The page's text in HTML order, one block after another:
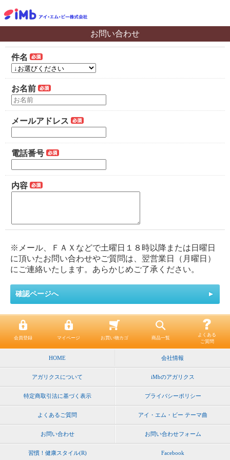
お問い合わせ
件名
お名前
メールアドレス
電話番号
内容
※メール、ＦＡＸなどで土曜日１８時以降または日曜日
に頂いたお問い合わせやご質問は、翌営業日（月曜日）
にご連絡いたします。あらかじめご了承ください。
会員登録 マイページ お買い物カゴ 商品一覧
よくある
ご質問
HOME 会社情報
アガリクスについて iMbのアガリクス
特定商取引法に基づく表示 プライバシーポリシー
よくあるご質問 アイ・エム・ビー テーマ曲
お問い合わせ お問い合わせフォーム
習慣！健康スタイル(R) Facebook